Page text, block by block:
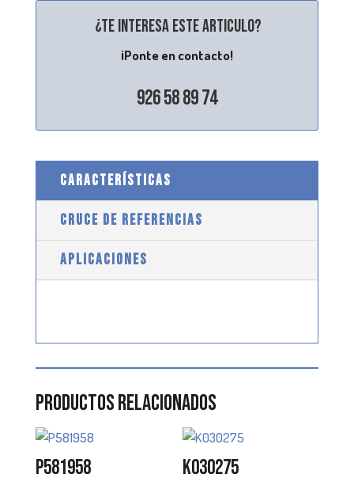
¿Te interesa este articulo?
¡Ponte en contacto!
926 58 89 74
CARACTERÍSTICAS
CRUCE DE REFERENCIAS
APLICACIONES
Productos relacionados
P581958 K030275